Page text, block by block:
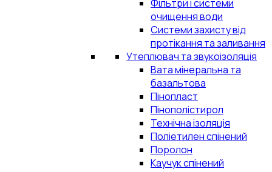
Фільтри і системи
очищення води
Системи захисту від
протікання та заливання
Утеплювач та звукоізоляція
Вата мінеральна та
базальтова
Пінопласт
Пінополістирол
Технічна ізоляція
Поліетилен спінений
Поролон
Каучук спінений